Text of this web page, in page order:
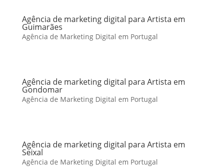
Agência de marketing digital para Artista em
Guimarães
Agência de Marketing Digital em Portugal
Agência de marketing digital para Artista em
Gondomar
Agência de Marketing Digital em Portugal
Agência de marketing digital para Artista em
Seixal
Agência de Marketing Digital em Portugal